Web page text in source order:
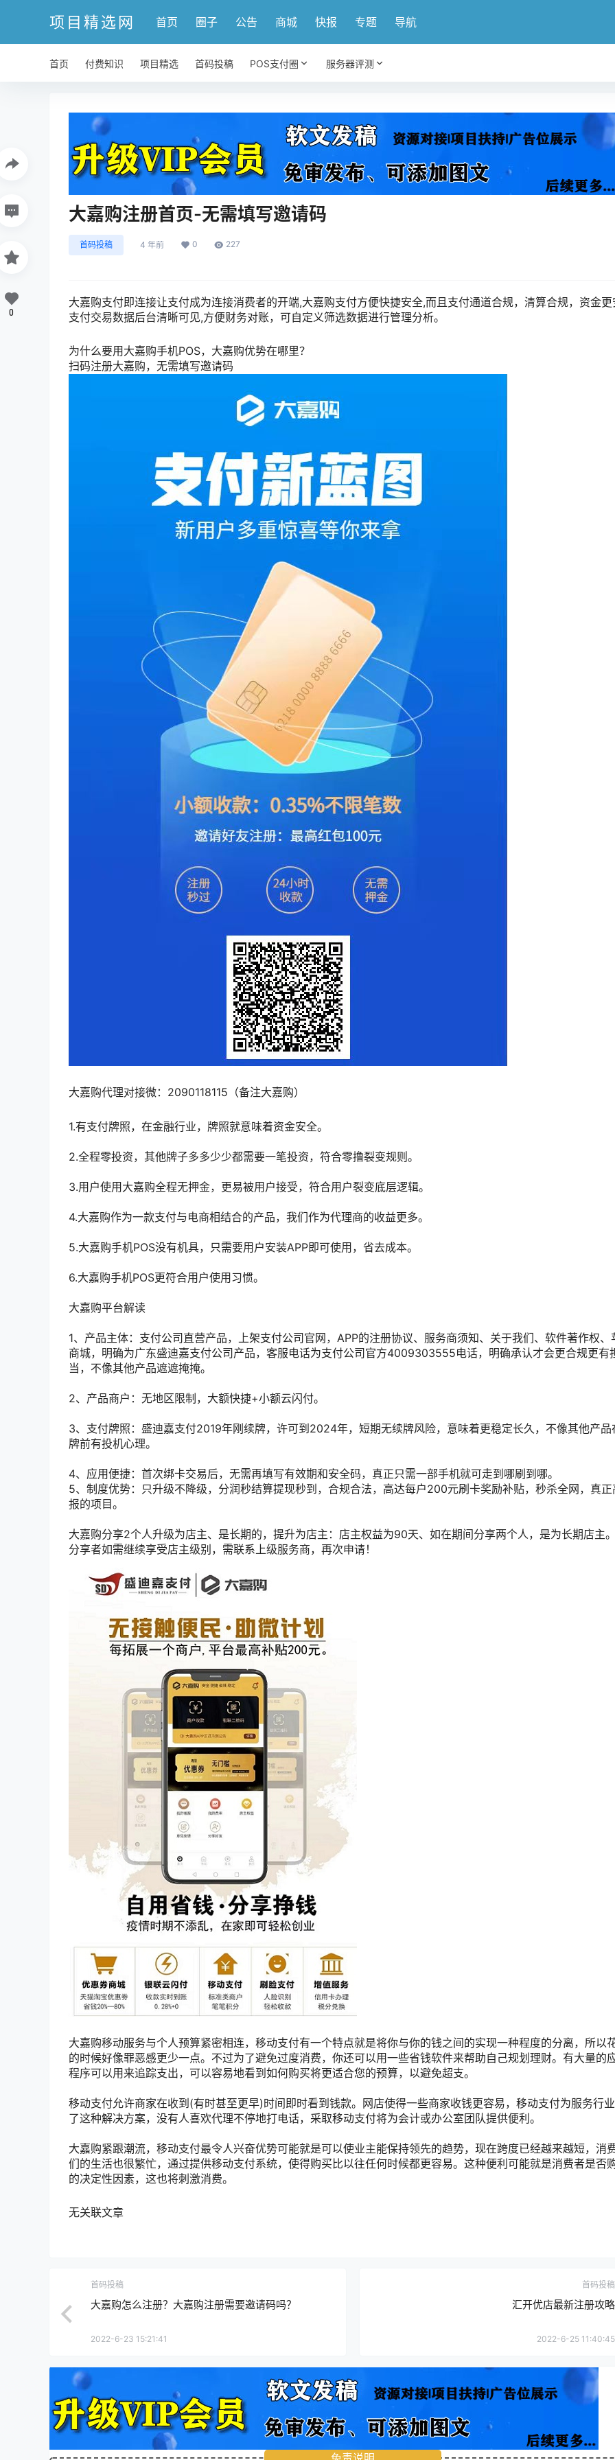
项目精选网 首页 圈子 公告 商城 快报 专题 导航
首页 付费知识 项目精选 首码投稿 POS支付圈 服务器评测
大嘉购注册首页-无需填写邀请码
首码投稿 4 年前 0 227
大嘉购支付即连接让支付成为连接消费者的开端,大嘉购支付方便快捷安全,而且支付通道合规，清算合规，资金更
支付交易数据后台清晰可见,方便财务对账，可自定义筛选数据进行管理分析。
为什么要用大嘉购手机POS，大嘉购优势在哪里？
扫码注册大嘉购，无需填写邀请码
大嘉购代理对接微：2090118115（备注大嘉购）
1.有支付牌照，在金融行业，牌照就意味着资金安全。
2.全程零投资，其他牌子多多少少都需要一笔投资，符合零撸裂变规则。
3.用户使用大嘉购全程无押金，更易被用户接受，符合用户裂变底层逻辑。
4.大嘉购作为一款支付与电商相结合的产品，我们作为代理商的收益更多。
5.大嘉购手机POS没有机具，只需要用户安装APP即可使用，省去成本。
6.大嘉购手机POS更符合用户使用习惯。
大嘉购平台解读
1、产品主体：支付公司直营产品，上架支付公司官网，APP的注册协议、服务商须知、关于我们、软件著作权、
商城，明确为广东盛迪嘉支付公司产品，客服电话为支付公司官方4009303555电话，明确承认才会更合规更有
当，不像其他产品遮遮掩掩。
2、产品商户：无地区限制，大额快捷+小额云闪付。
3、支付牌照：盛迪嘉支付2019年刚续牌，许可到2024年，短期无续牌风险，意味着更稳定长久，不像其他产品
牌前有投机心理。
4、应用便捷：首次绑卡交易后，无需再填写有效期和安全码，真正只需一部手机就可走到哪刷到哪。
5、制度优势：只升级不降级，分润秒结算提现秒到，合规合法，高达每户200元刷卡奖励补贴，秒杀全网，真正
报的项目。
大嘉购分享2个人升级为店主、是长期的，提升为店主：店主权益为90天、如在期间分享两个人，是为长期店主
分享者如需继续享受店主级别，需联系上级服务商，再次申请！
大嘉购移动服务与个人预算紧密相连，移动支付有一个特点就是将你与你的钱之间的实现一种程度的分离，所以
的时候好像罪恶感更少一点。不过为了避免过度消费，你还可以用一些省钱软件来帮助自己规划理财。有大量的
程序可以用来追踪支出，可以容易地看到如何购买将更适合您的预算，以避免超支。
移动支付允许商家在收到(有时甚至更早)时间即时看到钱款。网店使得一些商家收钱更容易，移动支付为服务行
了这种解决方案，没有人喜欢代理不停地打电话，采取移动支付将为会计或办公室团队提供便利。
大嘉购紧跟潮流，移动支付最令人兴奋优势可能就是可以使业主能保持领先的趋势，现在跨度已经越来越短，消
们的生活也很繁忙，通过提供移动支付系统，使得购买比以往任何时候都更容易。这种便利可能就是消费者是否
的决定性因素，这也将刺激消费。
无关联文章
0
首码投稿
大嘉购怎么注册？大嘉购注册需要邀请码吗？
2022-6-23 15:21:41
首码投稿
汇开优店最新注册攻略
2022-6-25 11:40:45